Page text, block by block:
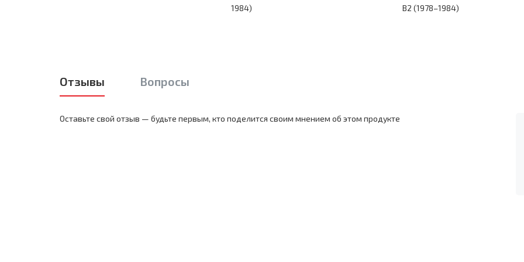
1984) B2 (1978–1984)
Отзывы Вопросы
Оставьте свой отзыв — будьте первым, кто поделится своим мнением об этом продукте